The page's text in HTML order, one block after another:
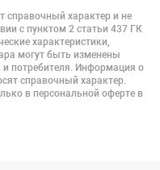
справочный характер и не
с пунктом 2 статьи 437 ГК
характеристики,
могут быть изменены
и потребителя. Информация о
справочный характер.
в персональной оферте в